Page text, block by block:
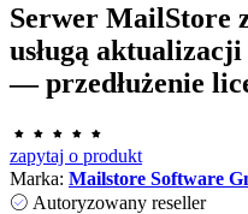
Serwer MailStore
usługą
— przedłużenie
zapytaj o produkt
Marka: Mailstore Software
Autoryzowany reseller